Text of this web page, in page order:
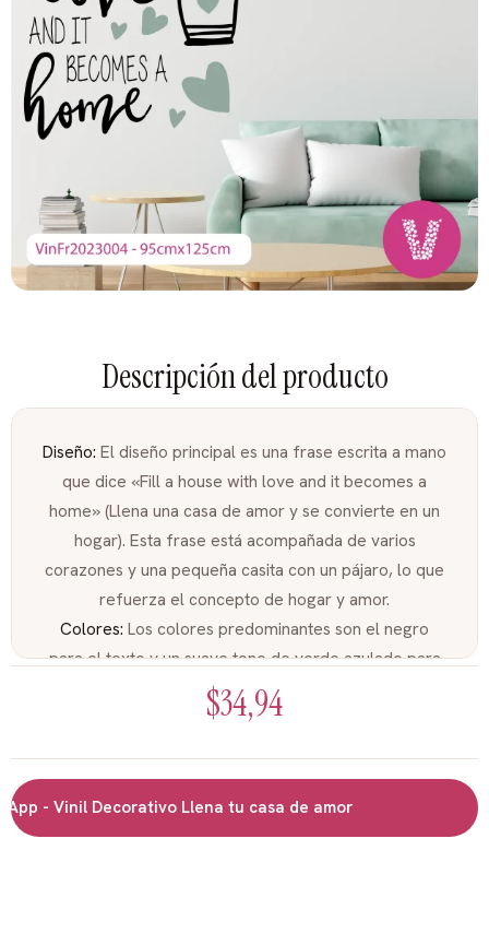
Diseño: El diseño principal es una frase escrita a mano
que dice «Fill a house with love and it becomes a
home» (Llena una casa de amor y se convierte en un
hogar). Esta frase está acompañada de varios
corazones y una pequeña casita con un pájaro, lo que
refuerza el concepto de hogar y amor.
Colores: Los colores predominantes son el negro
para el texto y un suave tono de verde azulado para
los corazones y la casita. Esta combinación de
colores crea una atmósfera tranquila y relajante.
125cm, lo que lo convierte en un elemento
decorativo de gran tamaño que puede ser el punto
focal de una pared.
$34,94
- Vinil Decorativo Llena tu casa de amor